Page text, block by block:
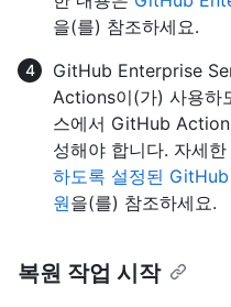
을(를) 참조하세요.
GitHub Enterprise
Actions이(가) 사용하
스에서 GitHub
성해야 합니다. 자세
하도록 설정된
원을(를) 참조하세요.
복원 작업 시작